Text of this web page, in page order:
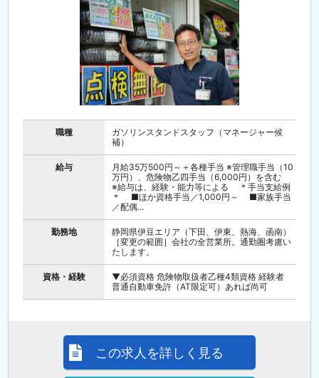
職種
ガソリンスタンドスタッフ（マネージャー候
補）
給与
月給35万500円～＋各種手当 ※管理職手当（10
万円）、危険物乙四手当（6,000円）を含む
※給与は、経験・能力等による ＊手当支給例
＊ ■ほか資格手当／1,000円～ ■家族手当
／配偶...
勤務地
静岡県伊豆エリア（下田、伊東、熱海、函南）
［変更の範囲］会社の全営業所。通勤圏考慮い
たします。
資格・経験
▼必須資格 危険物取扱者乙種4類資格 経験者
普通自動車免許（AT限定可）あれば尚可
この求人を詳しく見る